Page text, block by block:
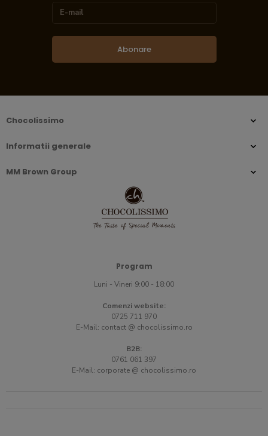
Abonare
Chocolissimo
Informatii generale
MM Brown Group
Program
Luni - Vineri 9:00 - 18:00
Comenzi website:
0725 711 970
E-Mail: contact @ chocolissimo.ro
B2B:
0761 061 397
E-Mail: corporate @ chocolissimo.ro